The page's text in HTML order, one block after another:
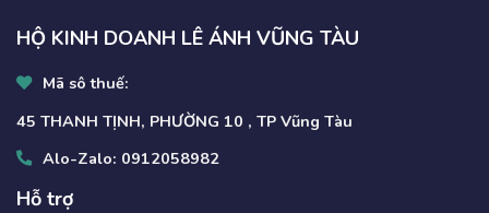
HỘ KINH DOANH LÊ ÁNH VŨNG TÀU
Mã sô thuế:
45 THANH TỊNH, PHƯỜNG 10 , TP Vũng Tàu
Alo-Zalo: 0912058982
Hỗ trợ